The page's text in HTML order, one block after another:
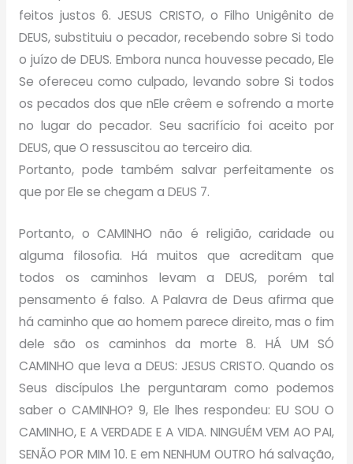
feitos justos 6. JESUS CRISTO, o Filho Unigênito de
DEUS, substituiu o pecador, recebendo sobre Si todo
o juízo de DEUS. Embora nunca houvesse pecado, Ele
Se ofereceu como culpado, levando sobre Si todos
os pecados dos que nEle crêem e sofrendo a morte
no lugar do pecador. Seu sacrifício foi aceito por
DEUS, que O ressuscitou ao terceiro dia.
Portanto, pode também salvar perfeitamente os
que por Ele se chegam a DEUS 7.
Portanto, o CAMINHO não é religião, caridade ou
alguma filosofia. Há muitos que acreditam que
todos os caminhos levam a DEUS, porém tal
pensamento é falso. A Palavra de Deus afirma que
há caminho que ao homem parece direito, mas o fim
dele são os caminhos da morte 8. HÁ UM SÓ
CAMINHO que leva a DEUS: JESUS CRISTO. Quando os
Seus discípulos Lhe perguntaram como podemos
saber o CAMINHO? 9, Ele lhes respondeu: EU SOU O
CAMINHO, E A VERDADE E A VIDA. NINGUÉM VEM AO PAI,
SENÃO POR MIM 10. E em NENHUM OUTRO há salvação,